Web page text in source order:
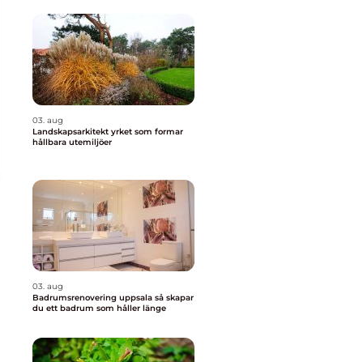
03. aug
Landskapsarkitekt yrket som formar
hållbara utemiljöer
03. aug
Badrumsrenovering uppsala så skapar
du ett badrum som håller länge